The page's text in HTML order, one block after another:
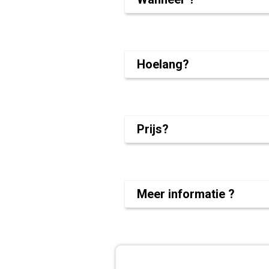
Als je na een moeilijke
Hoelang?
Prijs?
Meer informatie ?